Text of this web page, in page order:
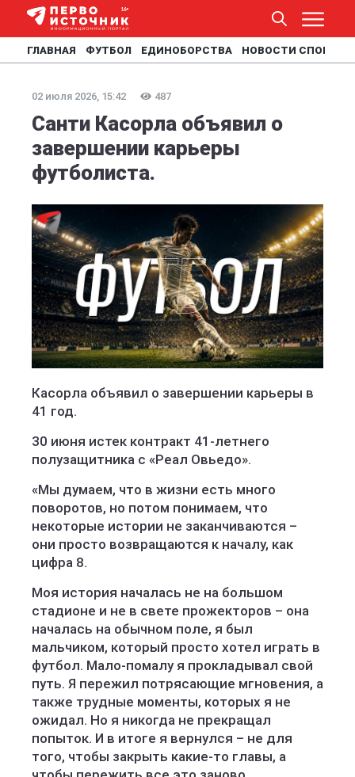
ГЛАВНАЯ ФУТБОЛ ЕДИНОБОРСТВА НОВОСТИ СПОРТА
02 июля 2026, 15:42 487
Санти Касорла объявил о
завершении карьеры
футболиста.
Касорла объявил о завершении карьеры в
41 год.
30 июня истек контракт 41-летнего
полузащитника с «Реал Овьедо».
«Мы думаем, что в жизни есть много
поворотов, но потом понимаем, что
некоторые истории не заканчиваются –
они просто возвращаются к началу, как
цифра 8.
Моя история началась не на большом
стадионе и не в свете прожекторов – она
началась на обычном поле, я был
мальчиком, который просто хотел играть в
футбол. Мало-помалу я прокладывал свой
путь. Я пережил потрясающие мгновения, а
также трудные моменты, которых я не
ожидал. Но я никогда не прекращал
попыток. И в итоге я вернулся – не для
того, чтобы закрыть какие-то главы, а